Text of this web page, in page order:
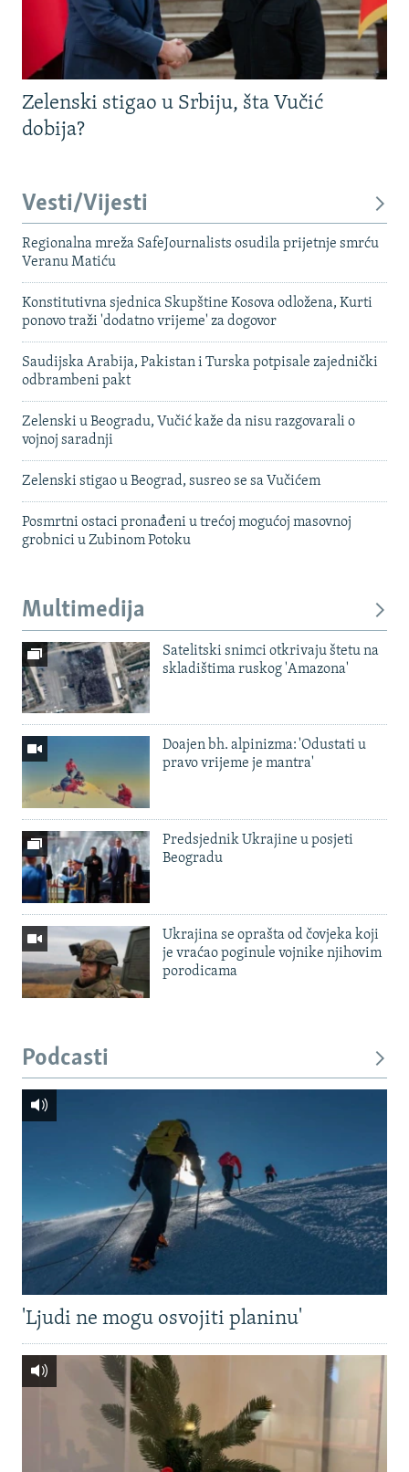
Zelenski stigao u Srbiju, šta Vučić
dobija?
Vesti/Vijesti
Regionalna mreža SafeJournalists osudila prijetnje smrću
Veranu Matiću
Konstitutivna sjednica Skupštine Kosova odložena, Kurti
ponovo traži 'dodatno vrijeme' za dogovor
Saudijska Arabija, Pakistan i Turska potpisale zajednički
odbrambeni pakt
Zelenski u Beogradu, Vučić kaže da nisu razgovarali o
vojnoj saradnji
Zelenski stigao u Beograd, susreo se sa Vučićem
Posmrtni ostaci pronađeni u trećoj mogućoj masovnoj
grobnici u Zubinom Potoku
Multimedija
Satelitski snimci otkrivaju štetu na
skladištima ruskog 'Amazona'
Doajen bh. alpinizma: 'Odustati u
pravo vrijeme je mantra'
Predsjednik Ukrajine u posjeti
Beogradu
Ukrajina se oprašta od čovjeka koji
je vraćao poginule vojnike njihovim
porodicama
Podcasti
'Ljudi ne mogu osvojiti planinu'